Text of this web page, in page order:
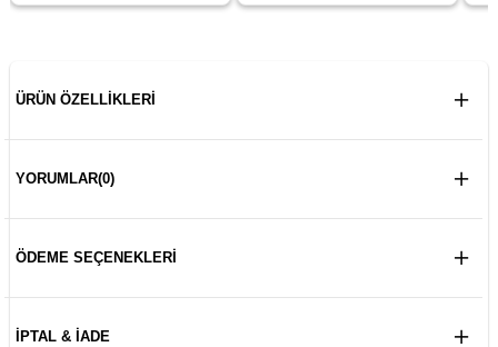
ÜRÜN ÖZELLIKLERI
YORUMLAR(0)
ÖDEME SEÇENEKLERI
İPTAL & İADE